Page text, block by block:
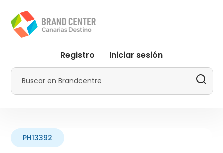
contenido
principal
menu
Promotur
Registro Iniciar sesión
Buscar
PH13392